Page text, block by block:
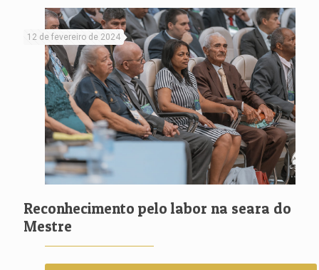
12 de fevereiro de 2024
Reconhecimento pelo labor na seara do
Mestre